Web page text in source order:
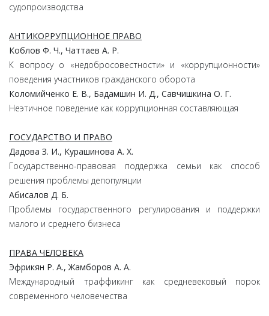
судопроизводства
АНТИКОРРУПЦИОННОЕ ПРАВО
Коблов Ф. Ч., Чаттаев А. Р.
К вопросу о «недобросовестности» и «коррупционности»
поведения участников гражданского оборота
Коломийченко Е. В., Бадамшин И. Д., Савчишкина О. Г.
Неэтичное поведение как коррупционная составляющая
ГОСУДАРСТВО И ПРАВО
Дадова З. И., Курашинова А. Х.
Государственно-правовая поддержка семьи как способ
решения проблемы депопуляции
Абисалов Д. Б.
Проблемы государственного регулирования и поддержки
малого и среднего бизнеса
ПРАВА ЧЕЛОВЕКА
Эфрикян Р. А., Жамборов А. А.
Международный траффикинг как средневековый порок
современного человечества